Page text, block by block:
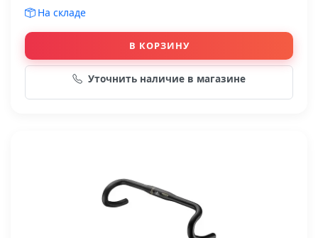
На складе
В КОРЗИНУ
Уточнить наличие в магазине